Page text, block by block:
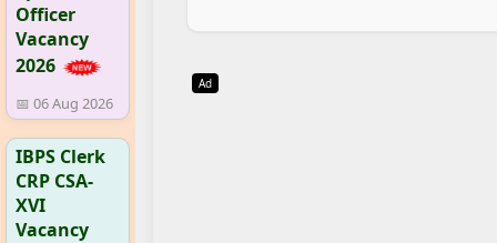
Officer
Vacancy
2026
📅 06 Aug 2026
IBPS Clerk
CRP CSA-
XVI
Vacancy
Ad